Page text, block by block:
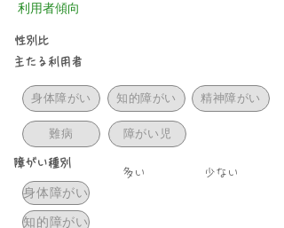
利用者傾向
性別比
主たる利用者
身体障がい 知的障がい 精神障がい
難病 障がい児
障がい種別
​多い
身体障がい
知的障がい
少ない